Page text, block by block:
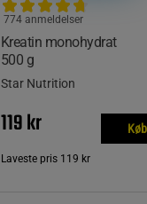
Kreatin monohydrat
500 g
774 anmeldelser
Star Nutrition
119 kr Køb
Laveste pris 119 kr